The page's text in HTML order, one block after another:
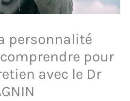
personnalité
pour
avec le Dr